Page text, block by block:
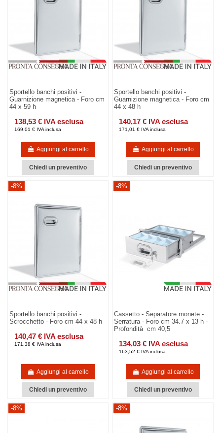
Sportello banchi positivi -
Guarnizione magnetica - Foro cm
44 x 59 h
138,53 € IVA esclusa
169,01 € IVA inclusa
Aggiungi al carrello
Chiedi un preventivo
Sportello banchi positivi -
Guarnizione magnetica - Foro cm
44 x 48 h
140,17 € IVA esclusa
171,01 € IVA inclusa
Aggiungi al carrello
Chiedi un preventivo
-8%
Sportello banchi positivi -
Scrocchetto - Foro cm 44 x 48 h
140,47 € IVA esclusa
171,38 € IVA inclusa
Aggiungi al carrello
Chiedi un preventivo
-8%
Cassetto - Separatore monete -
Serratura - Foro cm 34.7 x 13 h -
Profondità cm 40,5
134,03 € IVA esclusa
163,52 € IVA inclusa
Aggiungi al carrello
Chiedi un preventivo
-8% -8%